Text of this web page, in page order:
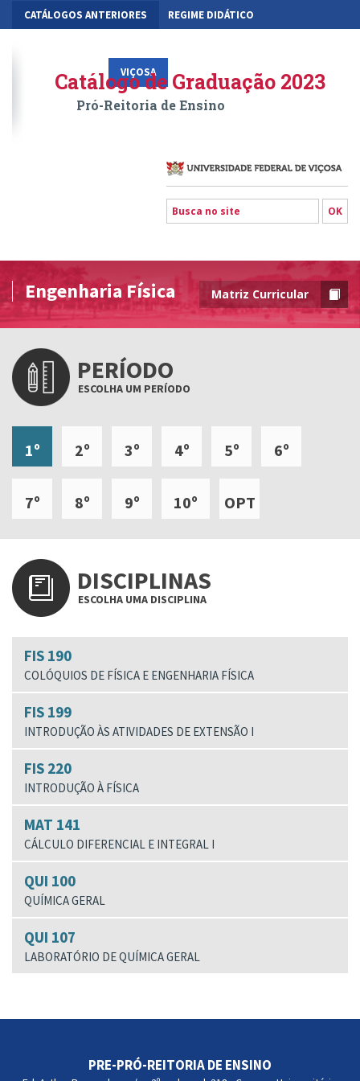
CATÁLOGOS ANTERIORES REGIME DIDÁTICO
VIÇOSA RIO PARANAÍBA FLORESTAL
Catálogo de Graduação 2023
Pró-Reitoria de Ensino
Engenharia Física Matriz Curricular
PERÍODO
ESCOLHA UM PERÍODO
1º 2º 3º 4º 5º 6º
7º 8º 9º 10º OPT
DISCIPLINAS
ESCOLHA UMA DISCIPLINA
FIS 190
COLÓQUIOS DE FÍSICA E ENGENHARIA FÍSICA
FIS 199
INTRODUÇÃO ÀS ATIVIDADES DE EXTENSÃO I
FIS 220
INTRODUÇÃO À FÍSICA
MAT 141
CÁLCULO DIFERENCIAL E INTEGRAL I
QUI 100
QUÍMICA GERAL
QUI 107
LABORATÓRIO DE QUÍMICA GERAL
PRE-PRÓ-REITORIA DE ENSINO